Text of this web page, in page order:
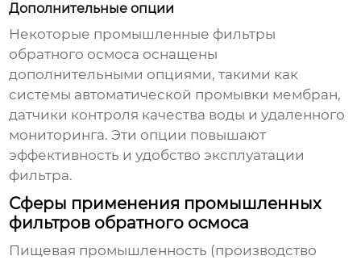
Дополнительные опции
Некоторые промышленные фильтры
обратного осмоса оснащены
дополнительными опциями, такими как
системы автоматической промывки мембран,
датчики контроля качества воды и удаленного
мониторинга. Эти опции повышают
эффективность и удобство эксплуатации
фильтра.
Сферы применения промышленных
фильтров обратного осмоса
Пищевая промышленность (производство